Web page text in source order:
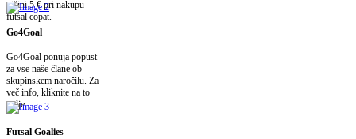
višini 5 € pri nakupu
futsal copat.
Go4Goal
Go4Goal ponuja popust
za vse naše člane ob
skupinskem naročilu. Za
več info, kliknite na to
polje.
Futsal Goalies